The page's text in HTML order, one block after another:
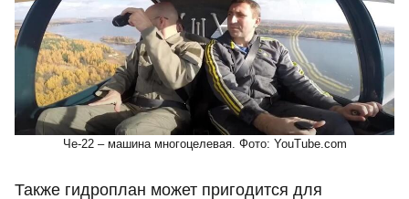
Че-22 – машина многоцелевая. Фото: YouTube.com
Также гидроплан может пригодится для